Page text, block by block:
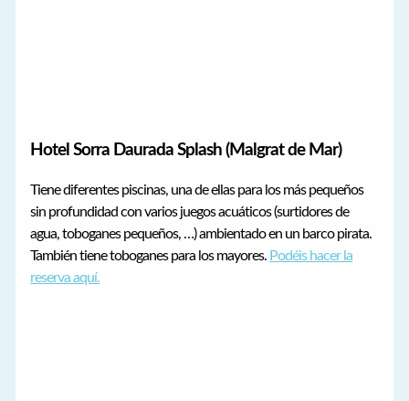
Hotel Sorra Daurada Splash (Malgrat de Mar)
Tiene diferentes piscinas, una de ellas para los más pequeños
sin profundidad con varios juegos acuáticos (surtidores de
agua, toboganes pequeños, …) ambientado en un barco pirata.
También tiene toboganes para los mayores. Podéis hacer la
reserva aquí.